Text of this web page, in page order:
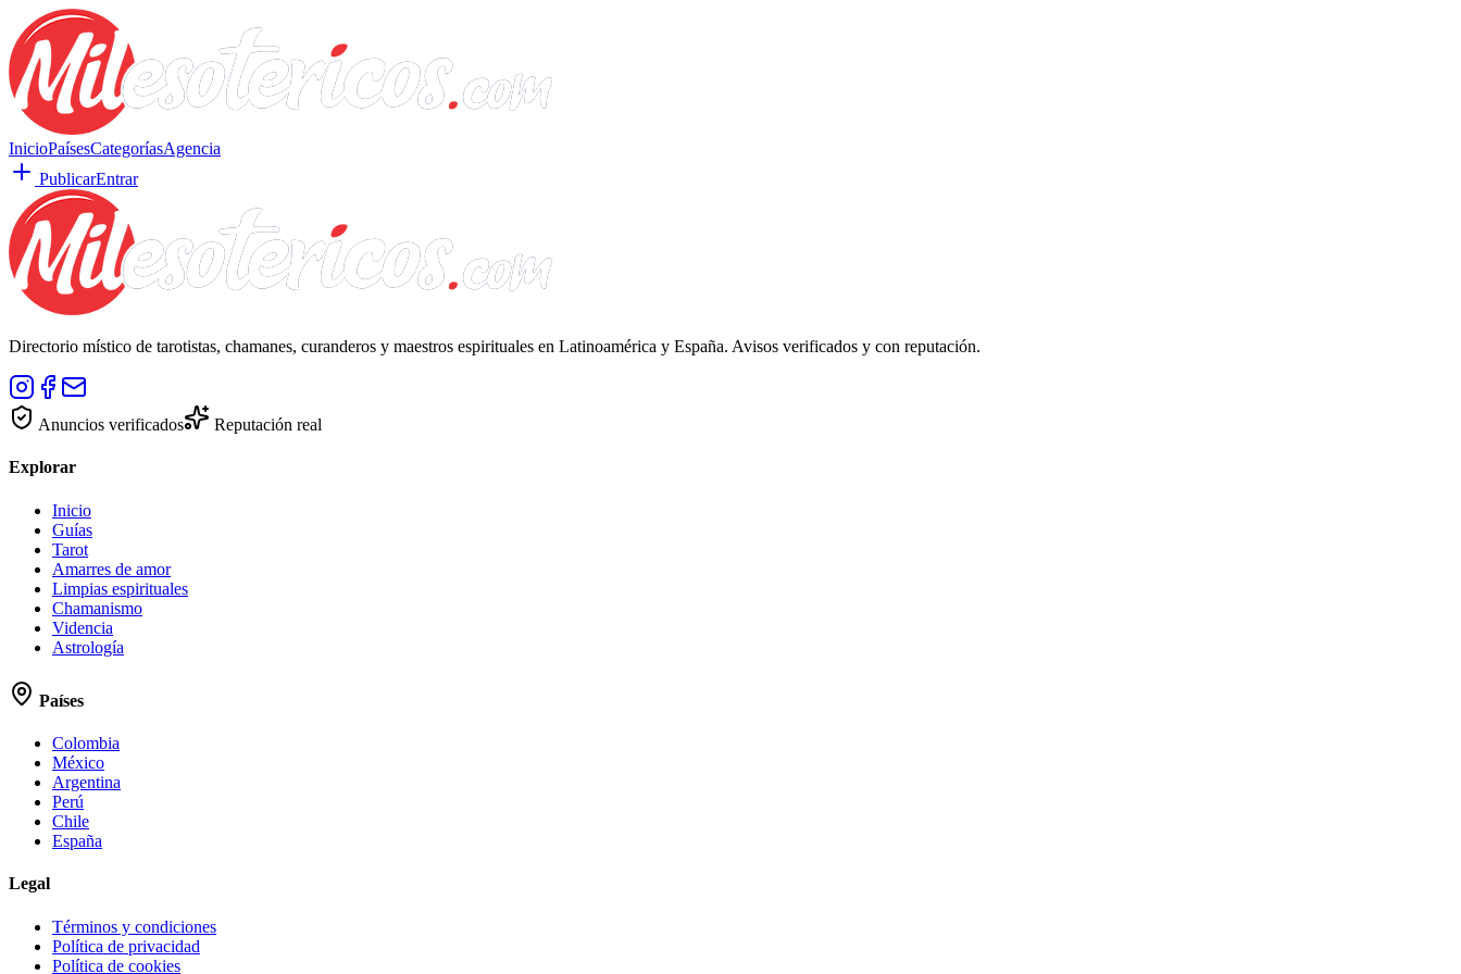
InicioPaísesCategoríasAgencia
PublicarEntrar
Directorio místico de tarotistas, chamanes, curanderos y maestros espirituales en Latinoamérica y España. Avisos verificados y con reputación.
Anuncios verificados Reputación real
Explorar
Inicio
Guías
Tarot
Amarres de amor
Limpias espirituales
Chamanismo
Videncia
Astrología
Países
Colombia
México
Argentina
Perú
Chile
España
Legal
Términos y condiciones
Política de privacidad
Política de cookies